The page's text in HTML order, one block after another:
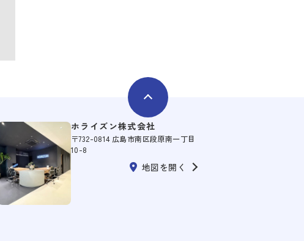
ホライズン株式会社
〒732-0814 広島市南区段原南一丁目
10-8
地図を開く